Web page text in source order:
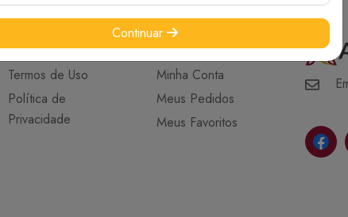
Termos de Uso
Política de
Privacidade
Ajuda
Minha Conta
Meus Pedidos
Meus Favoritos
Continuar